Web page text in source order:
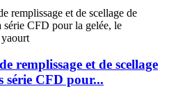
remplissage et de scellage
série CFD pour...